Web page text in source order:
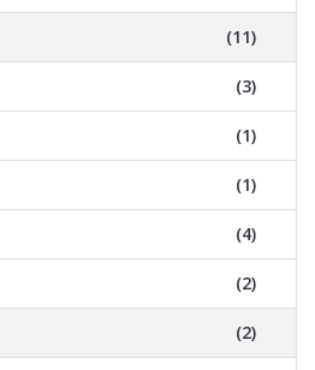
(11)
(3)
(1)
(1)
(4)
(2)
(2)